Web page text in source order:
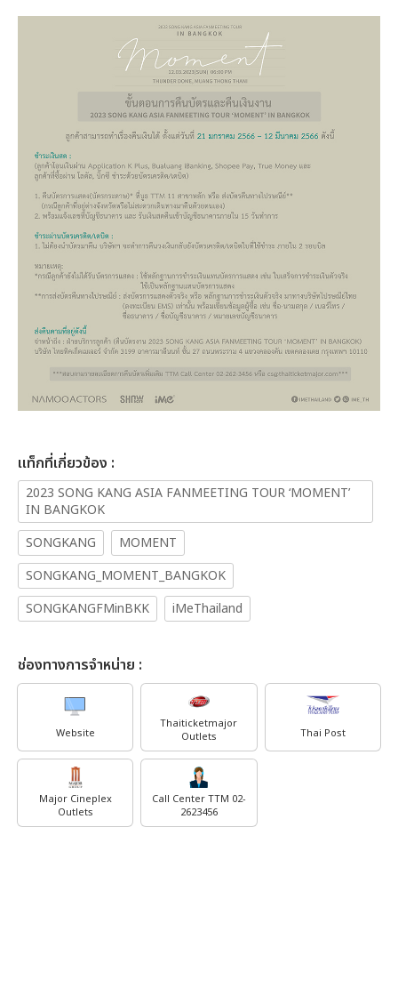
เเท็กที่เกี่ยวข้อง :
2023 SONG KANG ASIA FANMEETING TOUR ‘MOMENT’
IN BANGKOK
SONGKANG
MOMENT
SONGKANG_MOMENT_BANGKOK
SONGKANGFMinBKK
iMeThailand
ช่องทางการจำหน่าย :
Website
Thaiticketmajor
Outlets
Thai Post
Major Cineplex
Outlets
Call Center TTM 02-
2623456